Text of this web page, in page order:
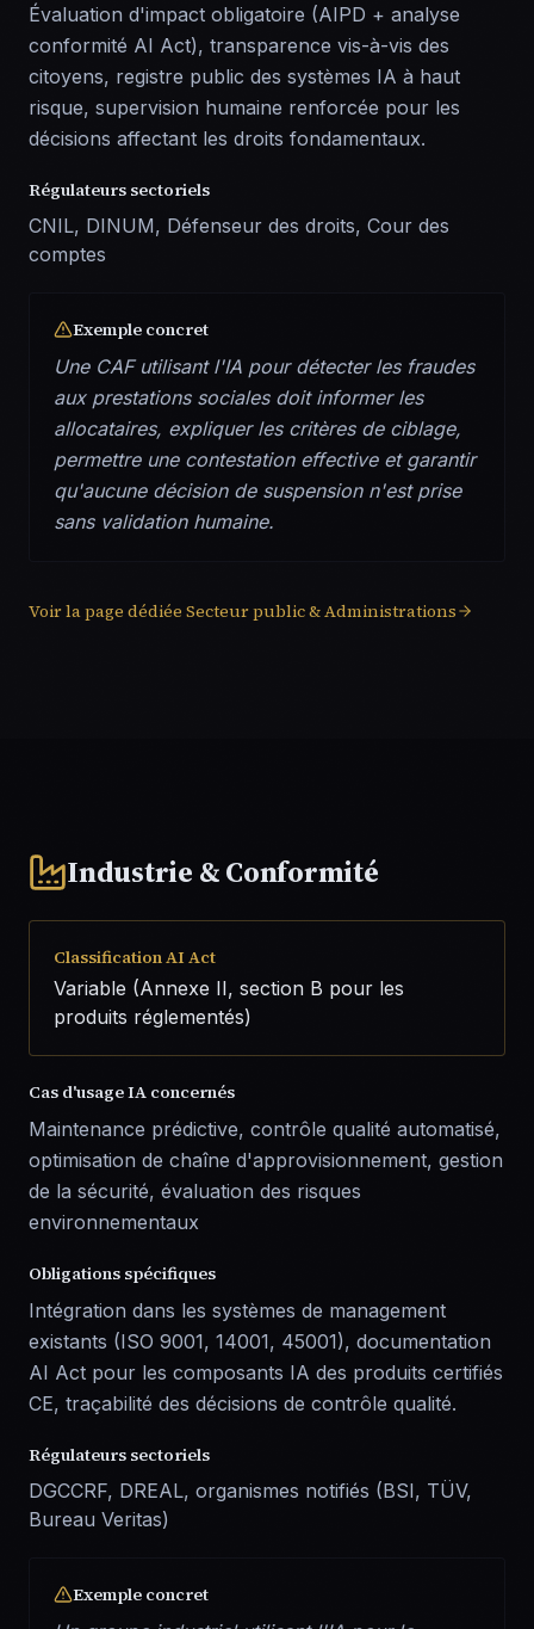
Évaluation d'impact obligatoire (AIPD + analyse
conformité AI Act), transparence vis-à-vis des
citoyens, registre public des systèmes IA à haut
risque, supervision humaine renforcée pour les
décisions affectant les droits fondamentaux.
Régulateurs sectoriels
CNIL, DINUM, Défenseur des droits, Cour des
comptes
Exemple concret
Une CAF utilisant l'IA pour détecter les fraudes
aux prestations sociales doit informer les
allocataires, expliquer les critères de ciblage,
permettre une contestation effective et garantir
qu'aucune décision de suspension n'est prise
sans validation humaine.
Voir la page dédiée Secteur public & Administrations
Industrie & Conformité
Classification AI Act
Variable (Annexe II, section B pour les
produits réglementés)
Cas d'usage IA concernés
Maintenance prédictive, contrôle qualité automatisé,
optimisation de chaîne d'approvisionnement, gestion
de la sécurité, évaluation des risques
environnementaux
Obligations spécifiques
Intégration dans les systèmes de management
existants (ISO 9001, 14001, 45001), documentation
AI Act pour les composants IA des produits certifiés
CE, traçabilité des décisions de contrôle qualité.
Régulateurs sectoriels
DGCCRF, DREAL, organismes notifiés (BSI, TÜV,
Bureau Veritas)
Exemple concret